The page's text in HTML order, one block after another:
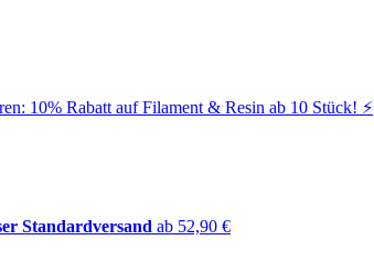
10% Rabatt auf Filament & Resin ab 10 Stück! ⚡️
Standardversand ab 52,90 €